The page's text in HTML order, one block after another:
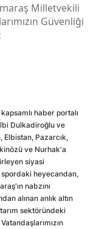
Milletvekili
Güvenliği
haber portalı
Dulkadiroğlu ve
Pazarcık,
ve Nurhak'a
siyasi
heyecandan,
nabzını
alınan anlık altın
sektöründeki